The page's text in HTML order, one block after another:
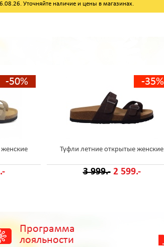
Уточняйте наличие и цены в магазинах.
-50% -35%
Туфли летние открытые женские
3 999.- 2 599.-
Программа
лояльности